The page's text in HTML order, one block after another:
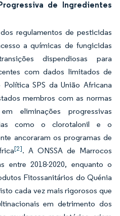
de Ingredientes
regulamentos de pesticidas
a químicas de fungicidas
dispendiosas para
com dados limitados de
SPS da União Africana
membros com as normas
eliminações progressivas
como o clorotalonil e o
ancoraram os programas de
[2]. A ONSSA de Marrocos
entre 2018-2020, enquanto o
Fitossanitários do Quénia
cada vez mais rigorosos que
em detrimento dos